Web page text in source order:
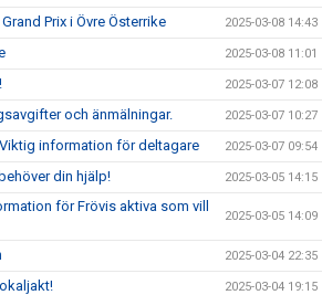
Prix i Övre Österrike 2025-03-08 14:43
2025-03-08 11:01
2025-03-07 12:08
och änmälningar. 2025-03-07 10:27
information för deltagare 2025-03-07 09:54
din hjälp! 2025-03-05 14:15
för Frövis aktiva som vill
2025-03-05 14:09
2025-03-04 22:35
2025-03-04 19:15